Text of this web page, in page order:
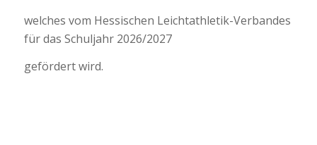
welches vom Hessischen Leichtathletik-Verbandes
für das Schuljahr 2026/2027
gefördert wird.